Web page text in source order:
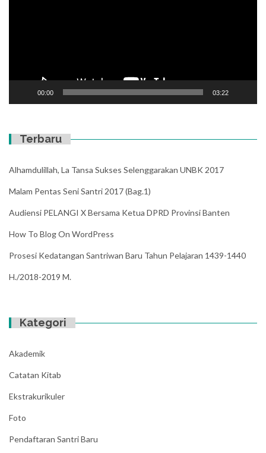
00:00 03:22
Terbaru
Alhamdulillah, La Tansa Sukses Selenggarakan UNBK 2017
Malam Pentas Seni Santri 2017 (Bag.1)
Audiensi PELANGI X Bersama Ketua DPRD Provinsi Banten
How To Blog On WordPress
Prosesi Kedatangan Santriwan Baru Tahun Pelajaran 1439-1440
H./2018-2019 M.
Kategori
Akademik
Catatan Kitab
Ekstrakurikuler
Foto
Pendaftaran Santri Baru